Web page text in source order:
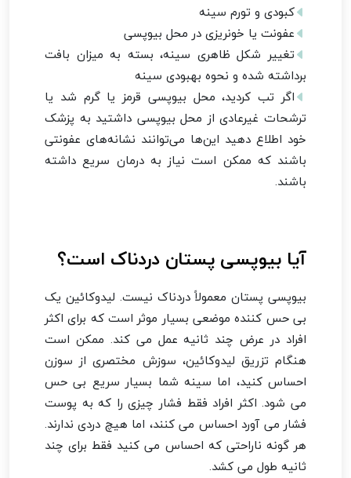
کبودی و تورم سینه
عفونت یا خونریزی در محل بیوپسی
تغییر شکل ظاهری سینه، بسته به میزان بافت
برداشته شده و نحوه بهبودی سینه
اگر تب کردید، محل بیوپسی قرمز یا گرم شد یا
ترشحات غیرعادی از محل بیوپسی داشتید به پزشک
خود اطلاع دهید این‌ها می‌توانند نشانه‌های عفونتی
باشند که ممکن است نیاز به درمان سریع داشته
باشند.
آیا بیوپسی پستان دردناک است؟
بیوپسی پستان معمولاً دردناک نیست. لیدوکائین یک
بی حس کننده موضعی بسیار موثر است که برای اکثر
افراد در عرض چند ثانیه عمل می کند. ممکن است
هنگام تزریق لیدوکائین، سوزش مختصری از سوزن
احساس کنید، اما سینه شما بسیار سریع بی حس
می شود. اکثر افراد فقط فشار چیزی را که به پوست
فشار می آورد احساس می کنند، اما هیچ دردی ندارند.
هر گونه ناراحتی که احساس می کنید فقط برای چند
ثانیه طول می کشد.